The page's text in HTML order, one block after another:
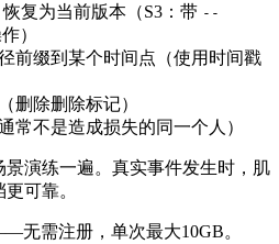
复为当前版本（S3：带 --
）
前缀到某个时间点（使用时间戳
删除删除标记）
常不是造成损失的同一个人）
演练一遍。真实事件发生时，肌
可靠。
无需注册，单次最大10GB。